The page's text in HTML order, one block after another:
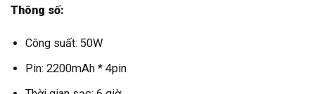
Thông số:
Công suất: 50W
Pin: 2200mAh * 4pin